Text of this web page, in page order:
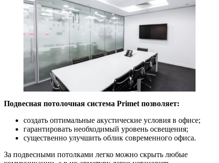
Подвесная потолочная система Primet позволяет:
создать оптимальные акустические условия в офисе;
гарантировать необходимый уровень освещения;
существенно улучшить облик современного офиса.
За подвесными потолками легко можно скрыть любые